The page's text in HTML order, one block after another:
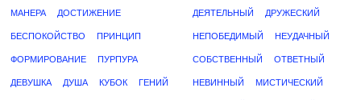
МАНЕРА ДОСТИЖЕНИЕ
БЕСПОКОЙСТВО ПРИНЦИП
ФОРМИРОВАНИЕ ПУРПУРА
ДЕВУШКА ДУША КУБОК ГЕНИЙ
ДЕЯТЕЛЬНЫЙ ДРУЖЕСКИЙ
НЕПОБЕДИМЫЙ НЕУДАЧНЫЙ
СОБСТВЕННЫЙ ОТВЕТНЫЙ
НЕВИННЫЙ МИСТИЧЕСКИЙ